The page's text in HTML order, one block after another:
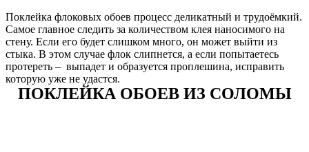
Поклейка флоковых обоев процесс деликатный и трудоёмкий.
Самое главное следить за количеством клея наносимого на
стену. Если его будет слишком много, он может выйти из
стыка. В этом случае флок слипнется, а если попытаетесь
протереть – выпадет и образуется проплешина, исправить
которую уже не удастся.
ПОКЛЕЙКА ОБОЕВ ИЗ СОЛОМЫ